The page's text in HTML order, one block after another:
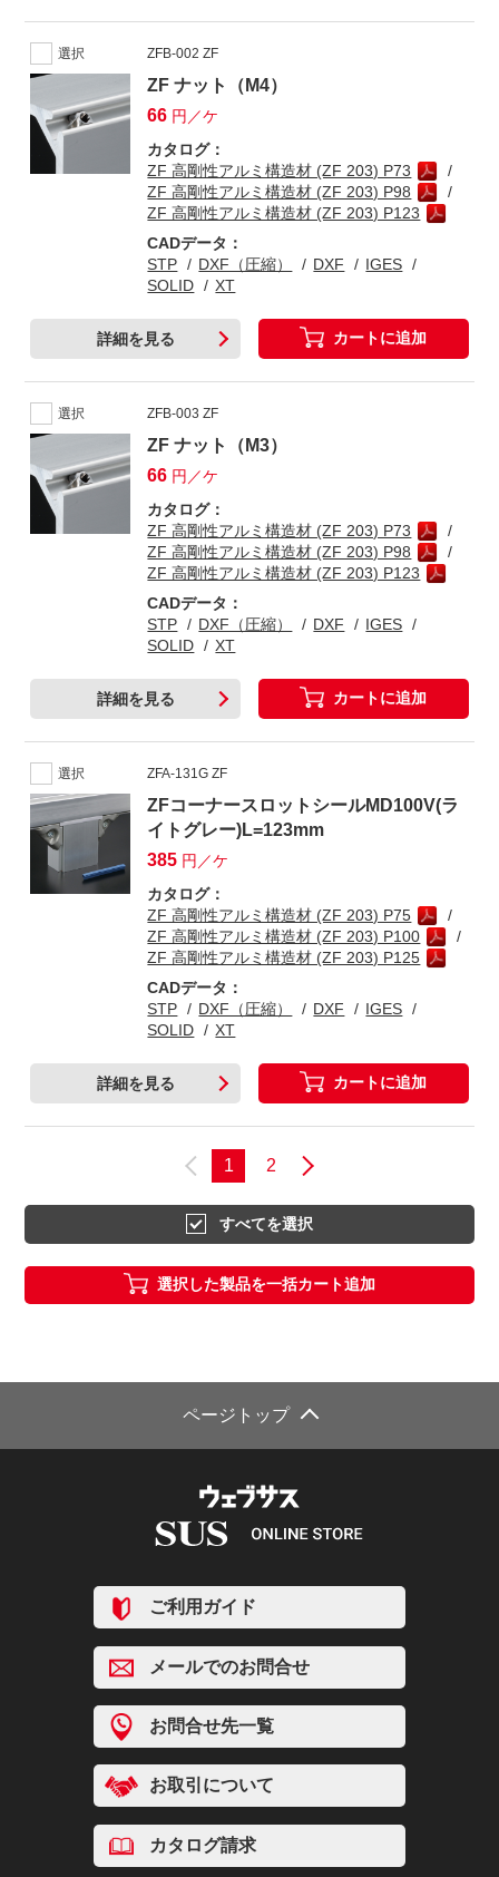
選択 ZFB-002 ZF
ZF ナット（M4）
66 円／ケ
カタログ：
ZF 高剛性アルミ構造材 (ZF 203) P73
ZF 高剛性アルミ構造材 (ZF 203) P98
ZF 高剛性アルミ構造材 (ZF 203) P123
CADデータ：
STP
DXF（圧縮） DXF
IGES
SOLID
XT
詳細を見る カートに追加
選択 ZFB-003 ZF
ZF ナット（M3）
66 円／ケ
カタログ：
ZF 高剛性アルミ構造材 (ZF 203) P73
ZF 高剛性アルミ構造材 (ZF 203) P98
ZF 高剛性アルミ構造材 (ZF 203) P123
CADデータ：
STP
DXF（圧縮） DXF
IGES
SOLID
XT
詳細を見る カートに追加
選択 ZFA-131G ZF
ZFコーナースロットシールMD100V(ラ
イトグレー)L=123mm
385 円／ケ
カタログ：
ZF 高剛性アルミ構造材 (ZF 203) P75
ZF 高剛性アルミ構造材 (ZF 203) P100
ZF 高剛性アルミ構造材 (ZF 203) P125
CADデータ：
STP
DXF（圧縮） DXF
IGES
SOLID
XT
詳細を見る カートに追加
1 2
すべてを選択
選択した製品を一括カート追加
ページトップ
ご利用ガイド
メールでのお問合せ
お問合せ先一覧
お取引について
カタログ請求